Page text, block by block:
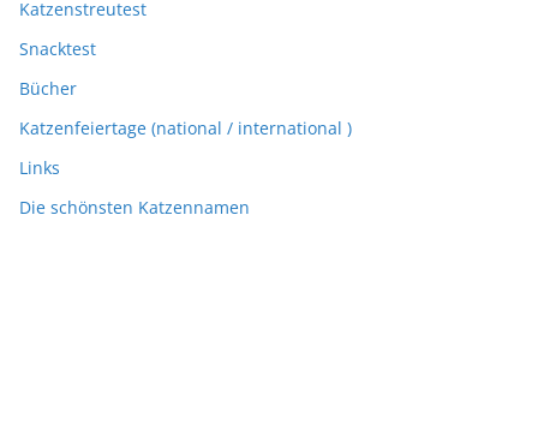
Katzenstreutest
Snacktest
Bücher
Katzenfeiertage (national / international )
Links
Die schönsten Katzennamen